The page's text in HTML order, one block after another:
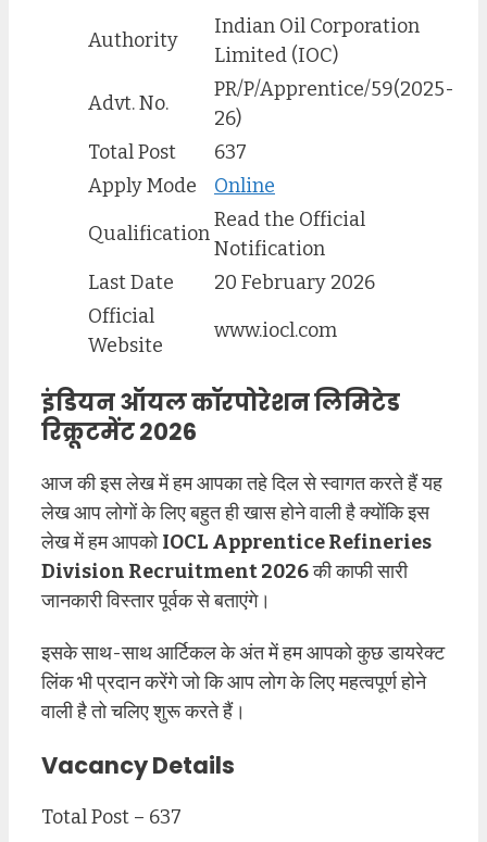
Authority
Indian Oil Corporation
Limited (IOC)
Advt. No.
PR/P/Apprentice/59(2025-
26)
Total Post
637
Apply Mode
Online
Qualification
Read the Official
Notification
Last Date
20 February 2026
Official
Website
www.iocl.com
इंडियन ऑयल कॉरपोरेशन लिमिटेड
रिक्रूटमेंट 2026
आज की इस लेख में हम आपका तहे दिल से स्वागत करते हैं यह
लेख आप लोगों के लिए बहुत ही खास होने वाली है क्योंकि इस
लेख में हम आपकोIOCL Apprentice Refineries
Division Recruitment 2026की काफी सारी
जानकारी विस्तार पूर्वक से बताएंगे।
इसके साथ-साथ आर्टिकल के अंत में हम आपको कुछ डायरेक्ट
लिंक भी प्रदान करेंगे जो कि आप लोग के लिए महत्वपूर्ण होने
वाली है तो चलिए शुरू करते हैं।
Vacancy Details
Total Post – 637